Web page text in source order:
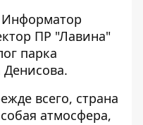
Информатор
ПР "Лавина"
парка
Денисова.
всего, страна
атмосфера,